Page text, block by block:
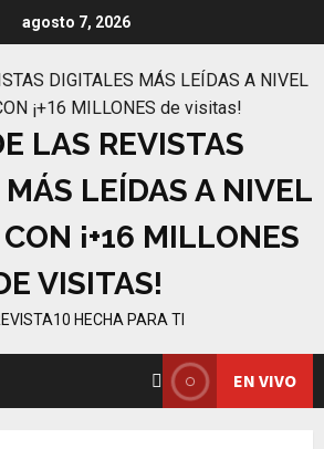
agosto 7, 2026
LAS REVISTAS
LEÍDAS A NIVEL
¡+16 MILLONES
VISITAS!
HECHA PARA TI
EN VIVO